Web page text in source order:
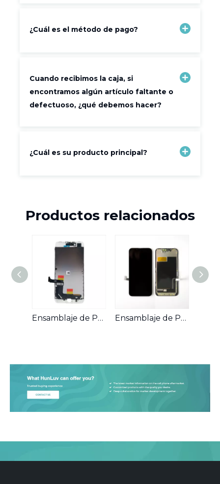
¿Cuál es el método de pago?
Cuando recibimos la caja, si
encontramos algún artículo faltante o
defectuoso, ¿qué debemos hacer?
¿Cuál es su producto principal?
Productos relacionados
Ensamblaje de Pantalla OLED para Teléfonos Móviles Compatible con iPhone 7 Plus Ensamblaje de Pantalla LCD para Teléfonos Móviles Compatible con iPhone 13 Mini